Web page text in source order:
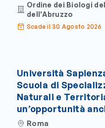
Ordine dei Biologi
dell'Abruzzo
Scade il 30 Agosto 2026
Università
Scuola di
Naturali e
un’opportunità
Roma